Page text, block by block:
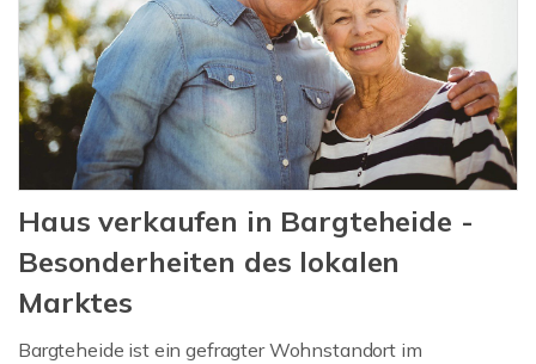
Haus verkaufen in Bargteheide -
Besonderheiten des lokalen
Marktes
Bargteheide ist ein gefragter Wohnstandort im